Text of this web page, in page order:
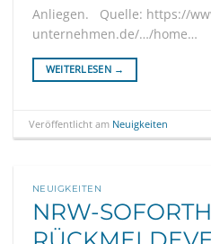
Anliegen. Quelle: https://
unternehmen.de/…/home…
WEITERLESEN →
Veröffentlicht am Neuigkeiten
NEUIGKEITEN
NRW-